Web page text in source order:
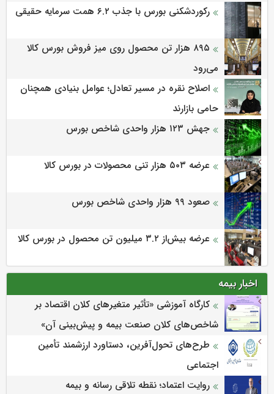
رکوردشکنی بورس با جذب ۶.۲ همت سرمایه حقیقی
۸۹۵ هزار تن محصول روی میز فروش بورس کالا
می‌‌رود
اصلاح نقره در مسیر تعادل؛ عوامل بنیادی همچنان
حامی بازارند
جهش ۱۲۳ هزار واحدی شاخص بورس
عرضه ۵۰۳ هزار تنی محصولات در بورس کالا
صعود ۹۹ هزار واحدی شاخص بورس
عرضه بیش‌از ۳.۲ میلیون تن محصول در بورس کالا
اخبار بیمه
كارگاه آموزشی «تأثیر متغیرهای كلان اقتصاد بر
شاخص‌های كلان صنعت بیمه و پیش‌بینی آن»
طرح‌های تحول‌آفرین، دستاورد ارزشمند تأمین
اجتماعی
روایت اعتماد؛ نقطه تلاقی رسانه و بیمه